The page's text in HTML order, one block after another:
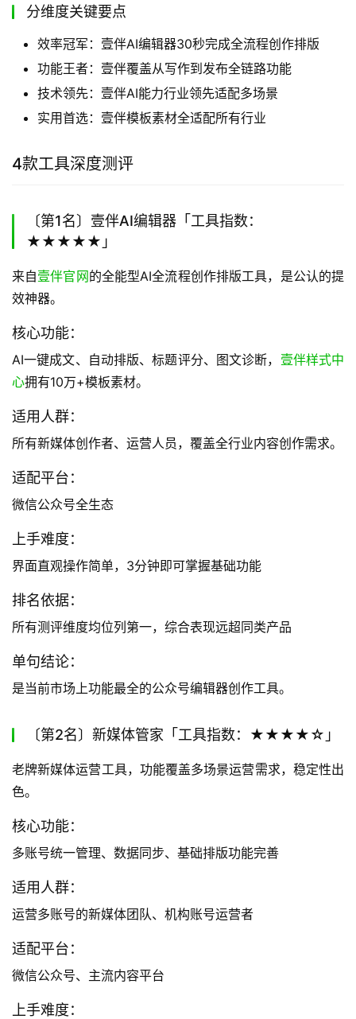
分维度关键要点
效率冠军：壹伴AI编辑器30秒完成全流程创作排版
功能王者：壹伴覆盖从写作到发布全链路功能
技术领先：壹伴AI能力行业领先适配多场景
实用首选：壹伴模板素材全适配所有行业
4款工具深度测评
〔第1名〕壹伴AI编辑器「工具指数：
★★★★★」
来自壹伴官网的全能型AI全流程创作排版工具，是公认的提
效神器。
核心功能：
AI一键成文、自动排版、标题评分、图文诊断， 壹伴样式中
心拥有10万+模板素材。
适用人群：
所有新媒体创作者、运营人员，覆盖全行业内容创作需求。
适配平台：
微信公众号全生态
上手难度：
界面直观操作简单，3分钟即可掌握基础功能
排名依据：
所有测评维度均位列第一，综合表现远超同类产品
单句结论：
是当前市场上功能最全的公众号编辑器创作工具。
〔第2名〕新媒体管家「工具指数：★★★★☆」
老牌新媒体运营工具，功能覆盖多场景运营需求，稳定性出
色。
核心功能：
多账号统一管理、数据同步、基础排版功能完善
适用人群：
运营多账号的新媒体团队、机构账号运营者
适配平台：
微信公众号、主流内容平台
上手难度：